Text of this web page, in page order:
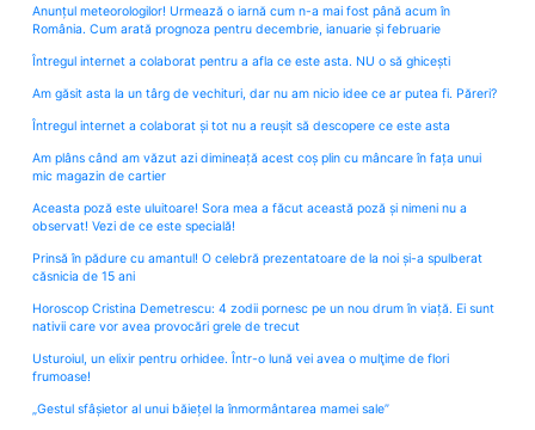
Anunțul meteorologilor! Urmează o iarnă cum n-a mai fost până acum în
România. Cum arată prognoza pentru decembrie, ianuarie și februarie
Întregul internet a colaborat pentru a afla ce este asta. NU o să ghicești
Am găsit asta la un târg de vechituri, dar nu am nicio idee ce ar putea fi. Păreri?
Întregul internet a colaborat și tot nu a reușit să descopere ce este asta
Am plâns când am văzut azi dimineață acest coș plin cu mâncare în fața unui
mic magazin de cartier
Aceasta poză este uluitoare! Sora mea a făcut această poză și nimeni nu a
observat! Vezi de ce este specială!
Prinsă în pădure cu amantul! O celebră prezentatoare de la noi și-a spulberat
căsnicia de 15 ani
Horoscop Cristina Demetrescu: 4 zodii pornesc pe un nou drum în viață. Ei sunt
nativii care vor avea provocări grele de trecut
Usturoiul, un elixir pentru orhidee. Într-o lună vei avea o mulţime de flori
frumoase!
„Gestul sfâșietor al unui băiețel la înmormântarea mamei sale”